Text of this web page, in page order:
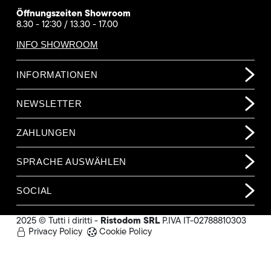
Öffnungszeiten Showroom
8.30 - 12:30 / 13.30 - 17.00
INFO SHOWROOM
INFORMATIONEN
NEWSLETTER
ZAHLUNGEN
SPRACHE AUSWÄHLEN
SOCIAL
2025 © Tutti i diritti - Ristodom SRLP.IVA IT-02788810303
Privacy Policy
Cookie Policy